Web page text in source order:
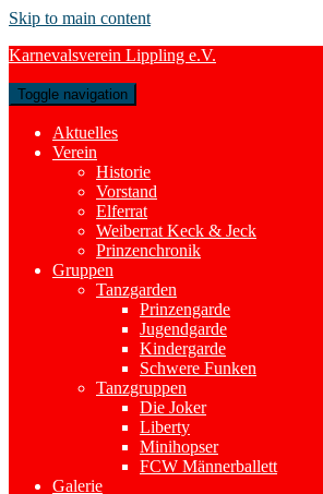
Skip to main content
Karnevalsverein Lippling e.V.
Toggle navigation
Aktuelles
Verein
Historie
Vorstand
Elferrat
Weiberrat Keck & Jeck
Prinzenchronik
Gruppen
Tanzgarden
Prinzengarde
Jugendgarde
Kindergarde
Schwere Funken
Tanzgruppen
Die Joker
Liberty
Minihopser
FCW Männerballett
Galerie